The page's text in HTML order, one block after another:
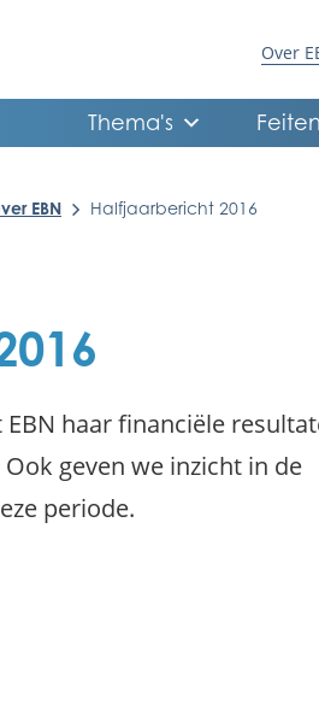
Over
Thema's
EBN Halfjaarbericht 2016
haar financiële
geven we inzicht in de
periode.